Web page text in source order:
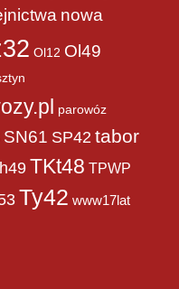
nowa
Ol12 Ol49
parowóz
SN61 SP42 tabor
TKt48 TPWP
Ty42 www17lat